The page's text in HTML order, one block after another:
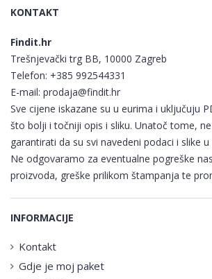
KONTAKT
Findit.hr
Trešnjevački trg BB, 10000 Zagreb
Telefon: +385 992544331
E-mail: prodaja@findit.hr
Sve cijene iskazane su u eurima i uključuju
što bolji i točniji opis i sliku. Unatoč tome,
garantirati da su svi navedeni podaci i slike
Ne odgovaramo za eventualne pogreške
proizvoda, greške prilikom štampanja te
INFORMACIJE
Kontakt
Gdje je moj paket